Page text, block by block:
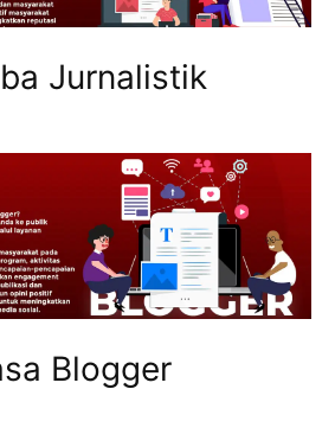
Jurnalistik
Blogger